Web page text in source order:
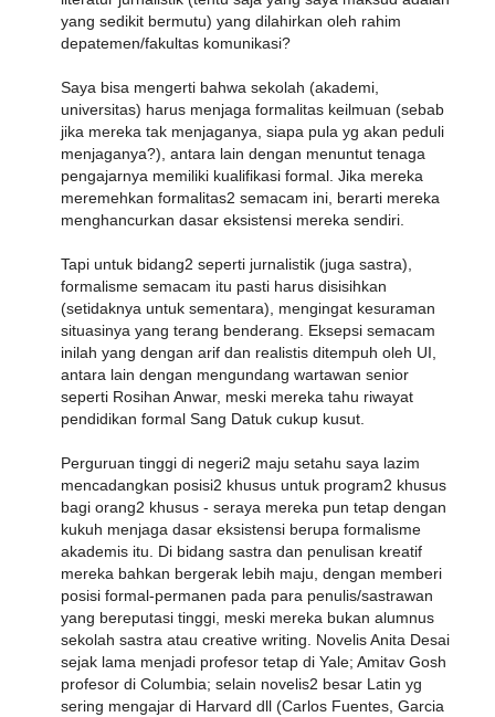
yang sedikit bermutu) yang dilahirkan oleh rahim
depatemen/fakultas komunikasi?
Saya bisa mengerti bahwa sekolah (akademi,
universitas) harus menjaga formalitas keilmuan (sebab
jika mereka tak menjaganya, siapa pula yg akan peduli
menjaganya?), antara lain dengan menuntut tenaga
pengajarnya memiliki kualifikasi formal. Jika mereka
meremehkan formalitas2 semacam ini, berarti mereka
menghancurkan dasar eksistensi mereka sendiri.
Tapi untuk bidang2 seperti jurnalistik (juga sastra),
formalisme semacam itu pasti harus disisihkan
(setidaknya untuk sementara), mengingat kesuraman
situasinya yang terang benderang. Eksepsi semacam
inilah yang dengan arif dan realistis ditempuh oleh UI,
antara lain dengan mengundang wartawan senior
seperti Rosihan Anwar, meski mereka tahu riwayat
pendidikan formal Sang Datuk cukup kusut.
Perguruan tinggi di negeri2 maju setahu saya lazim
mencadangkan posisi2 khusus untuk program2 khusus
bagi orang2 khusus - seraya mereka pun tetap dengan
kukuh menjaga dasar eksistensi berupa formalisme
akademis itu. Di bidang sastra dan penulisan kreatif
mereka bahkan bergerak lebih maju, dengan memberi
posisi formal-permanen pada para penulis/sastrawan
yang bereputasi tinggi, meski mereka bukan alumnus
sekolah sastra atau creative writing. Novelis Anita Desai
sejak lama menjadi profesor tetap di Yale; Amitav Gosh
profesor di Columbia; selain novelis2 besar Latin yg
sering mengajar di Harvard dll (Carlos Fuentes, Garcia